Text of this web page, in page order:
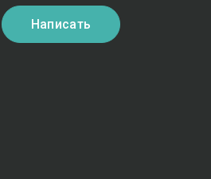
Написать